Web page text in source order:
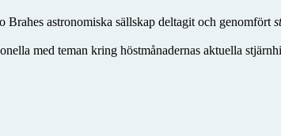
astronomiska sällskap deltagit och genomfört
med teman kring höstmånadernas aktuella